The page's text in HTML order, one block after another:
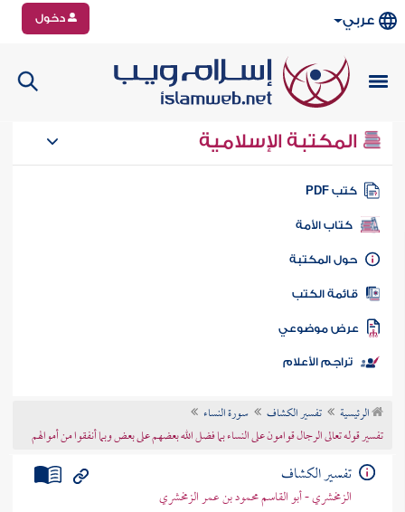
عربي دخول
المكتبة الإسلامية
كتب PDF
كتاب الأمة
المكتبة
الكتب
موضوعي
تراجم الأعلام
الرئيسية تفسير الكشاف
سورة النساء
تفسير قوله تعالى الرجال قوامون على النساء بما فضل الله بعضهم على بعض وبما أنفقوا من أموالهم
تفسير الكشاف
الزمخشري - أبو القاسم محمود بن عمر الزمخشري